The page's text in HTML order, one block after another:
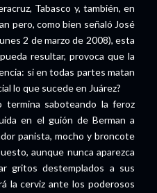
Tabasco y, también, en
pero, como bien señaló José
2 de marzo de 2008), esta
resultar, provoca que la
si en todas partes matan
lo que sucede en Juárez?
termina saboteando la feroz
en el guión de Berman a
panista, mocho y broncote
aunque nunca aparezca
gritos destemplados a sus
la cerviz ante los poderosos